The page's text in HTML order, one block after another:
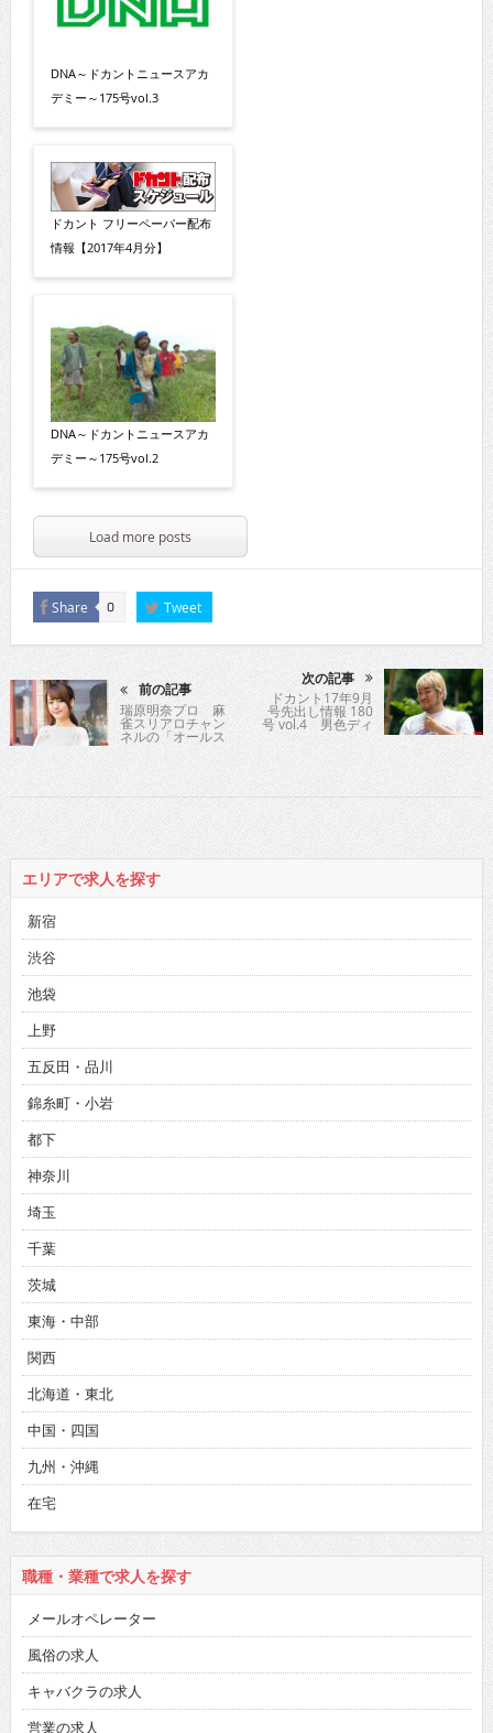
DNA～ドカントニュースアカ
デミー～175号vol.3
ドカント フリーペーパー配布
情報【2017年4月分】
DNA～ドカントニュースアカ
デミー～175号vol.2
Load more posts
Share 0 Tweet
前の記事
瑞原明奈プロ 麻
雀スリアロチャン
ネルの「オールス
ターリーグ2018」
総合MC＆実況を
担当
次の記事
ドカント17年9月
号先出し情報 180
号 vol.4 男色ディ
ーノ
エリアで求人を探す
新宿
渋谷
池袋
上野
五反田・品川
錦糸町・小岩
都下
神奈川
埼玉
千葉
茨城
東海・中部
関西
北海道・東北
中国・四国
九州・沖縄
在宅
職種・業種で求人を探す
メールオペレーター
風俗の求人
キャバクラの求人
営業の求人